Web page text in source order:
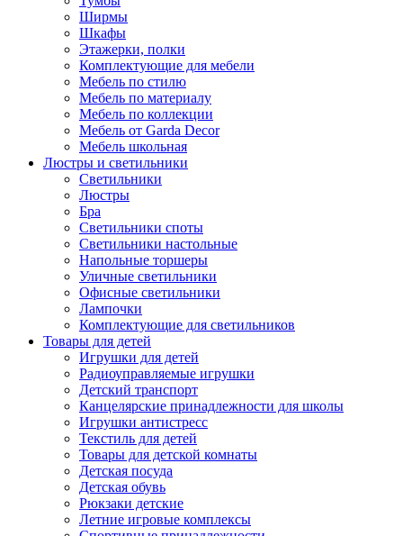
Ширмы
Шкафы
Этажерки, полки
Комплектующие для мебели
Мебель по стилю
Мебель по материалу
Мебель по коллекции
Мебель от Garda Decor
Мебель школьная
Люстры и светильники
Светильники
Люстры
Бра
Светильники споты
Светильники настольные
Напольные торшеры
Уличные светильники
Офисные светильники
Лампочки
Комплектующие для светильников
Товары для детей
Игрушки для детей
Радиоуправляемые игрушки
Детский транспорт
Канцелярские принадлежности для школы
Игрушки антистресс
Текстиль для детей
Товары для детской комнаты
Детская посуда
Детская обувь
Рюкзаки детские
Летние игровые комплексы